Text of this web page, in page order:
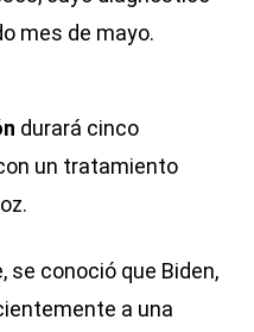
mes de mayo.
durará cinco
un tratamiento
se conoció que Biden,
a una